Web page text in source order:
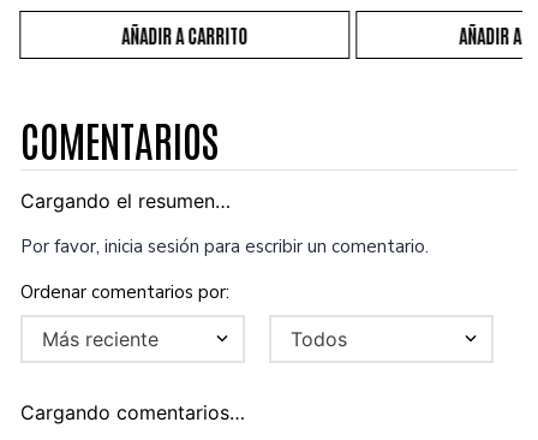
COMENTARIOS
Cargando el resumen…
Por favor, inicia sesión para escribir un comentario.
Más reciente Todos
Cargando comentarios…